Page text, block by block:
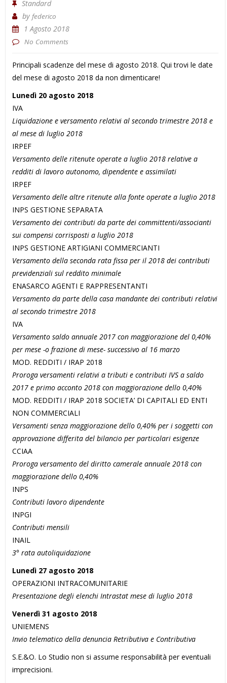
Standard
by federico
1 Agosto 2018
No Comments
Principali scadenze del mese di agosto 2018. Qui trovi le date
del mese di agosto 2018 da non dimenticare!
Lunedì 20 agosto 2018
IVA
Liquidazione e versamento relativi al secondo trimestre 2018 e
al mese di luglio 2018
IRPEF
Versamento delle ritenute operate a luglio 2018 relative a
redditi di lavoro autonomo, dipendente e assimilati
IRPEF
Versamento delle altre ritenute alla fonte operate a luglio 2018
INPS GESTIONE SEPARATA
Versamento dei contributi da parte dei committenti/associanti
sui compensi corrisposti a luglio 2018
INPS GESTIONE ARTIGIANI COMMERCIANTI
Versamento della seconda rata fissa per il 2018 dei contributi
previdenziali sul reddito minimale
ENASARCO AGENTI E RAPPRESENTANTI
Versamento da parte della casa mandante dei contributi relativi
al secondo trimestre 2018
IVA
Versamento saldo annuale 2017 con maggiorazione del 0,40%
per mese -o frazione di mese- successivo al 16 marzo
MOD. REDDITI / IRAP 2018
Proroga versamenti relativi a tributi e contributi IVS a saldo
2017 e primo acconto 2018 con maggiorazione dello 0,40%
MOD. REDDITI / IRAP 2018 SOCIETA’ DI CAPITALI ED ENTI
NON COMMERCIALI
Versamenti senza maggiorazione dello 0,40% per i soggetti con
approvazione differita del bilancio per particolari esigenze
CCIAA
Proroga versamento del diritto camerale annuale 2018 con
maggiorazione dello 0,40%
INPS
Contributi lavoro dipendente
INPGI
Contributi mensili
INAIL
3° rata autoliquidazione
Lunedì 27 agosto 2018
OPERAZIONI INTRACOMUNITARIE
Presentazione degli elenchi Intrastat mese di luglio 2018
Venerdì 31 agosto 2018
UNIEMENS
Invio telematico della denuncia Retributiva e Contributiva
S.E.&O. Lo Studio non si assume responsabilità per eventuali
imprecisioni.